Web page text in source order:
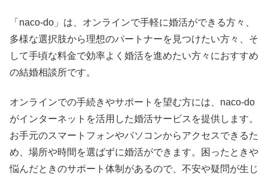
「naco-do」は、オンラインで手軽に婚活ができる方々、
多様な選択肢から理想のパートナーを見つけたい方々、そ
して手頃な料金で効率よく婚活を進めたい方々におすすめ
の結婚相談所です。
オンラインでの手続きやサポートを望む方には、naco-do
がインターネットを活用した婚活サービスを提供します。
お手元のスマートフォンやパソコンからアクセスできるた
め、場所や時間を選ばずに婚活ができます。困ったときや
悩んだときのサポート体制があるので、不安や疑問が生じ